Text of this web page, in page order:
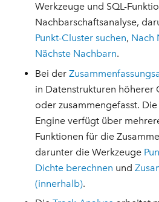
Werkzeuge und SQL-
Nachbarschaftsanalyse,
Punkt-Cluster suchen, Nach
Nächste Nachbarn.
Bei der
in Datenstrukturen
oder zusammengefasst.
Engine verfügt über
Funktionen für die
darunter die Werkzeuge
Dichte berechnen und
(innerhalb).